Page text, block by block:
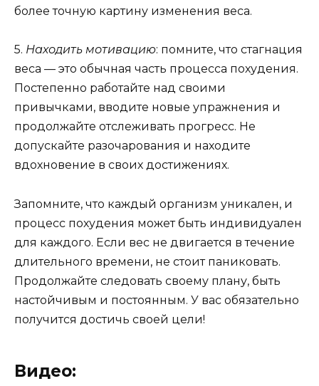
более точную картину изменения веса.
5. Находить мотивацию: помните, что стагнация
веса — это обычная часть процесса похудения.
Постепенно работайте над своими
привычками, вводите новые упражнения и
продолжайте отслеживать прогресс. Не
допускайте разочарования и находите
вдохновение в своих достижениях.
Запомните, что каждый организм уникален, и
процесс похудения может быть индивидуален
для каждого. Если вес не двигается в течение
длительного времени, не стоит паниковать.
Продолжайте следовать своему плану, быть
настойчивым и постоянным. У вас обязательно
получится достичь своей цели!
Видео: